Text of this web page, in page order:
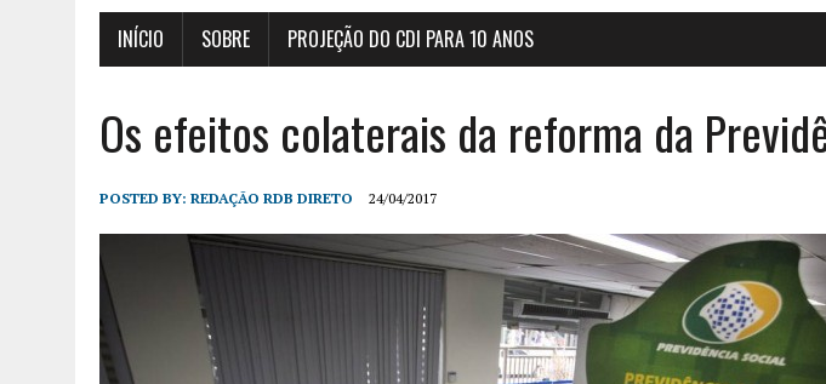
INÍCIO SOBRE PROJEÇÃO DO CDI PARA 10 ANOS
Os efeitos colaterais da reforma da
POSTED BY: REDAÇÃO RDB DIRETO 24/04/2017